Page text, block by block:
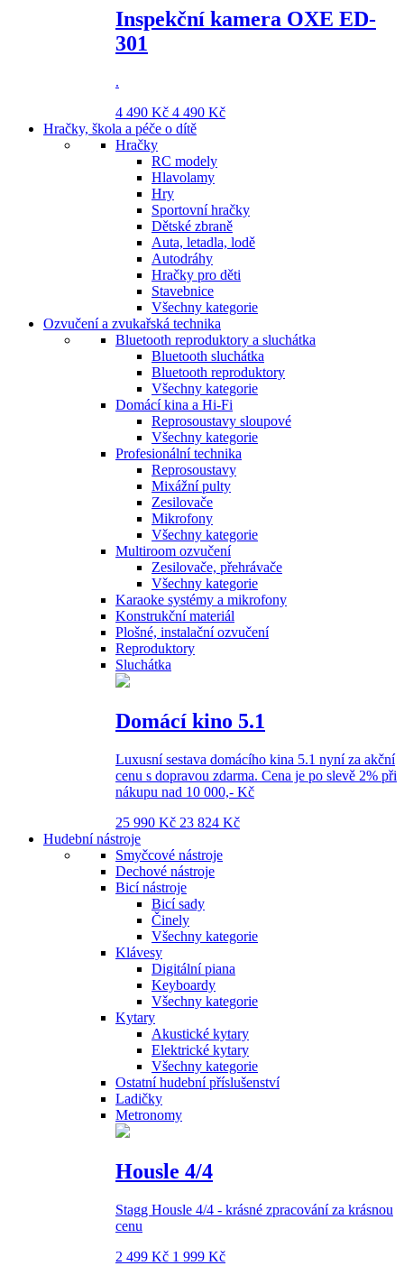
Inspekční kamera OXE ED-
301
.
4 490 Kč 4 490 Kč
Hračky, škola a péče o dítě
Hračky
RC modely
Hlavolamy
Hry
Sportovní hračky
Dětské zbraně
Auta, letadla, lodě
Autodráhy
Hračky pro děti
Stavebnice
Všechny kategorie
Ozvučení a zvukařská technika
Bluetooth reproduktory a sluchátka
Bluetooth sluchátka
Bluetooth reproduktory
Všechny kategorie
Domácí kina a Hi-Fi
Reprosoustavy sloupové
Všechny kategorie
Profesionální technika
Reprosoustavy
Mixážní pulty
Zesilovače
Mikrofony
Všechny kategorie
Multiroom ozvučení
Zesilovače, přehrávače
Všechny kategorie
Karaoke systémy a mikrofony
Konstrukční materiál
Plošné, instalační ozvučení
Reproduktory
Sluchátka
Domácí kino 5.1
Luxusní sestava domácího kina 5.1 nyní za akční
cenu s dopravou zdarma. Cena je po slevě 2% při
nákupu nad 10 000,- Kč
25 990 Kč 23 824 Kč
Hudební nástroje
Smyčcové nástroje
Dechové nástroje
Bicí nástroje
Bicí sady
Činely
Všechny kategorie
Klávesy
Digitální piana
Keyboardy
Všechny kategorie
Kytary
Akustické kytary
Elektrické kytary
Všechny kategorie
Ostatní hudební příslušenství
Ladičky
Metronomy
Housle 4/4
Stagg Housle 4/4 - krásné zpracování za krásnou
cenu
2 499 Kč 1 999 Kč